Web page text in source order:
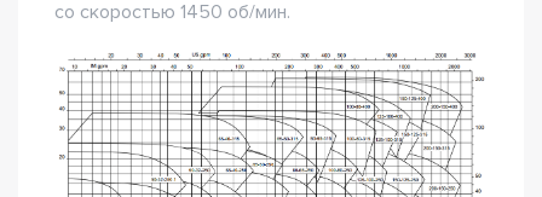
со скоростью 1450 об/мин.